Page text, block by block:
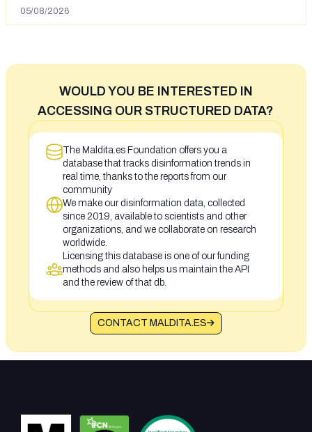
situación irregular a Ceuta
05/08/2026
WOULD YOU BE INTERESTED IN
ACCESSING OUR STRUCTURED DATA?
The Maldita.es Foundation offers you a
database that tracks disinformation trends in
real time, thanks to the reports from our
community
We make our disinformation data, collected
since 2019, available to scientists and other
organizations, and we collaborate on research
worldwide.
Licensing this database is one of our funding
methods and also helps us maintain the API
and the review of that db.
CONTACT MALDITA.ES